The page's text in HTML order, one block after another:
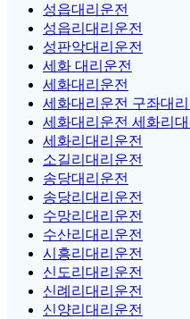
성읍대리운전
성읍리대리운전
성판악대리운전
세화 대리운전
세화대리운전
세화대리운전 구좌대리
세화대리운전 세화리
세화리대리운전
소길리대리운전
송당대리운전
송당리대리운전
수망리대리운전
수산리대리운전
시흥리대리운전
신도리대리운전
신례리대리운전
신양리대리운전